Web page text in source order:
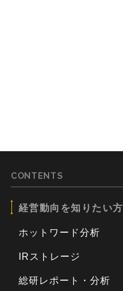
CONTENTS
経営動向を知りたい方
ホットワード分析
IRストレージ
総研レポート・分析